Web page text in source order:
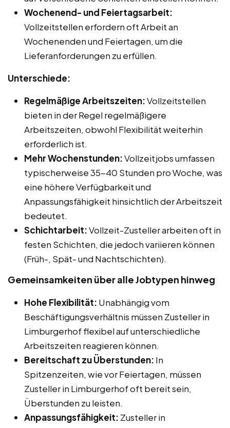
Wochenend- und Feiertagsarbeit:
Vollzeitstellen erfordern oft Arbeit an
Wochenenden und Feiertagen, um die
Lieferanforderungen zu erfüllen.
Unterschiede:
Regelmäßige Arbeitszeiten:Vollzeitstellen
bieten in der Regel regelmäßigere
Arbeitszeiten, obwohl Flexibilität weiterhin
erforderlich ist.
Mehr Wochenstunden:Vollzeitjobs umfassen
typischerweise 35-40 Stunden pro Woche, was
eine höhere Verfügbarkeit und
Anpassungsfähigkeit hinsichtlich der Arbeitszeit
bedeutet.
Schichtarbeit:Vollzeit-Zusteller arbeiten oft in
festen Schichten, die jedoch variieren können
(Früh-, Spät- und Nachtschichten).
Gemeinsamkeiten über alle Jobtypen hinweg
Hohe Flexibilität: Unabhängig vom
Beschäftigungsverhältnis müssen Zusteller in
Limburgerhof flexibel auf unterschiedliche
Arbeitszeiten reagieren können.
Bereitschaft zu Überstunden: In
Spitzenzeiten, wie vor Feiertagen, müssen
Zusteller in Limburgerhof oft bereit sein,
Überstunden zu leisten.
Anpassungsfähigkeit: Zusteller in